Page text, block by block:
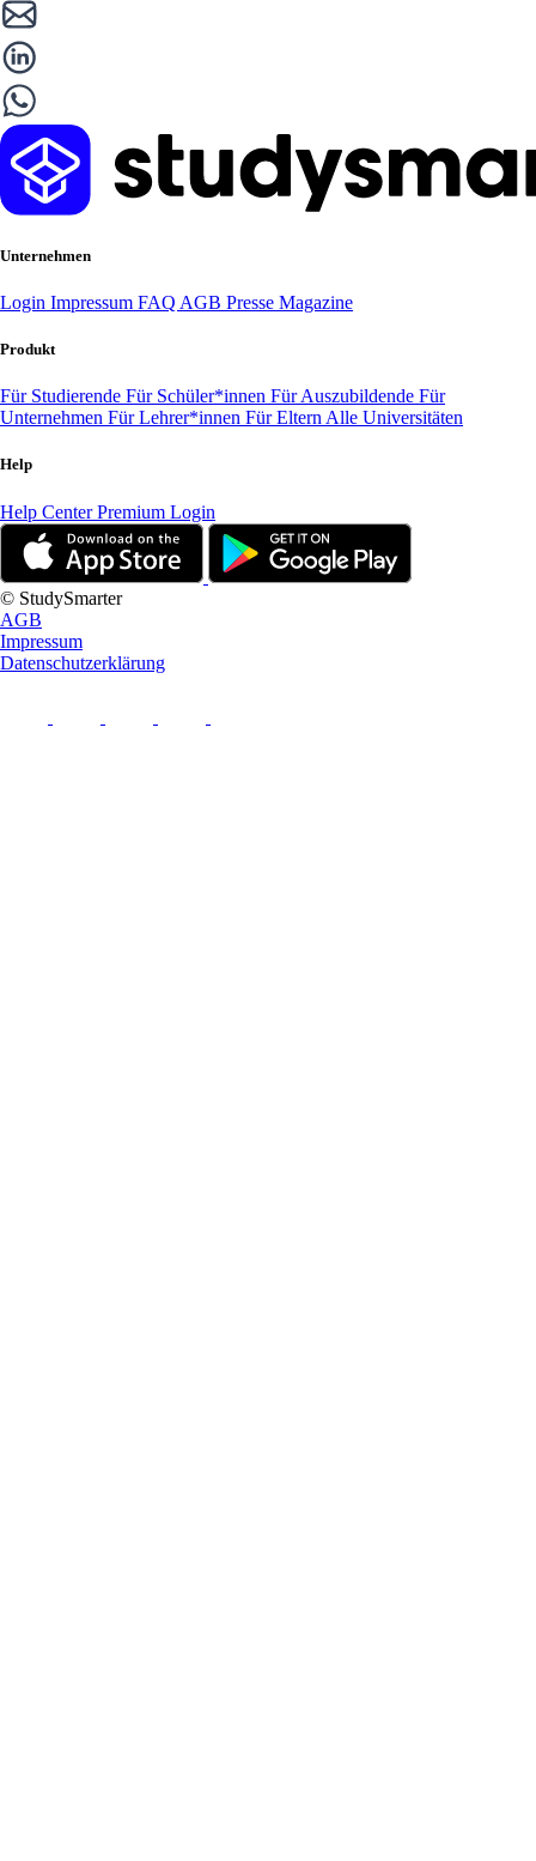
Unternehmen
Login Impressum FAQ AGB Presse Magazine
Produkt
Für Studierende Für Schüler*innen Für Auszubildende Für
Unternehmen Für Lehrer*innen Für Eltern Alle Universitäten
Help
Help CenterPremium Login
© StudySmarter
AGB
Impressum
Datenschutzerklärung